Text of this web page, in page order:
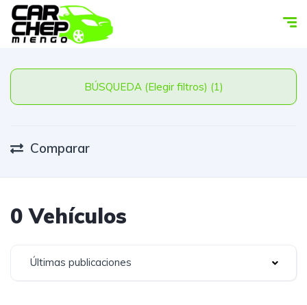
BÚSQUEDA (Elegir filtros) (1)
Comparar
0 Vehículos
Últimas publicaciones